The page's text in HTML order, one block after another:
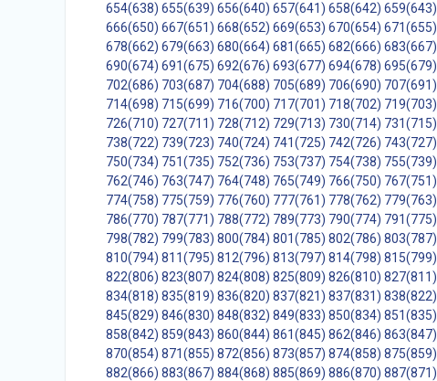
654(638) 655(639) 656(640) 657(641) 658(642) 659(643)
666(650) 667(651) 668(652) 669(653) 670(654) 671(655)
678(662) 679(663) 680(664) 681(665) 682(666) 683(667)
690(674) 691(675) 692(676) 693(677) 694(678) 695(679)
702(686) 703(687) 704(688) 705(689) 706(690) 707(691)
714(698) 715(699) 716(700) 717(701) 718(702) 719(703)
726(710) 727(711) 728(712) 729(713) 730(714) 731(715)
738(722) 739(723) 740(724) 741(725) 742(726) 743(727)
750(734) 751(735) 752(736) 753(737) 754(738) 755(739)
762(746) 763(747) 764(748) 765(749) 766(750) 767(751)
774(758) 775(759) 776(760) 777(761) 778(762) 779(763)
786(770) 787(771) 788(772) 789(773) 790(774) 791(775)
798(782) 799(783) 800(784) 801(785) 802(786) 803(787)
810(794) 811(795) 812(796) 813(797) 814(798) 815(799)
822(806) 823(807) 824(808) 825(809) 826(810) 827(811)
834(818) 835(819) 836(820) 837(821) 837(831) 838(822)
845(829) 846(830) 848(832) 849(833) 850(834) 851(835)
858(842) 859(843) 860(844) 861(845) 862(846) 863(847)
870(854) 871(855) 872(856) 873(857) 874(858) 875(859)
882(866) 883(867) 884(868) 885(869) 886(870) 887(871)